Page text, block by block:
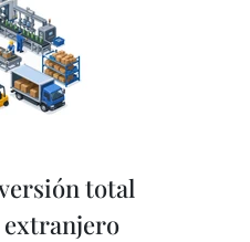
total
extranjero